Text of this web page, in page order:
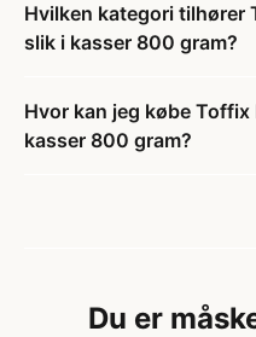
Hvilken kategori tilhører
slik i kasser 800 gram?
Hvor kan jeg købe
kasser 800 gram?
Du er